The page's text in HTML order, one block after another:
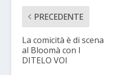
PRECEDENTE
La comicità è di scena
al Bloomà con I
DITELO VOI